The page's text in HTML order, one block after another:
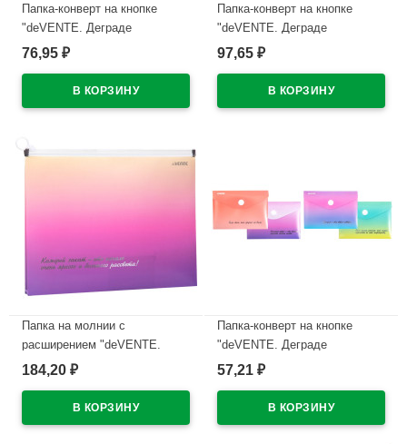
Папка-конверт на кнопке
"deVENTE. Деграде
(Degrade)" A5 (240x180 мм)
рисунком, тиснение фольгой
арт.3071315 (Ст.12)
76,95 ₽
Папка-конверт на кнопке
"deVENTE. Деграде
(Degrade)" A5 (240x180 мм)
рисунком, тиснение фольгой
арт.3071316 (Ст.12)
97,65 ₽
Папка на молнии с
расширением "deVENTE.
Деграде (Degrade)" A4
непрозрачная, с рисунком,
тиснение фольгой
184,20 ₽
Папка-конверт на кнопке
"deVENTE. Деграде
(Degrade)" A7 (105x74 мм) 180
рисунком, тиснение фольгой
арт.3071320 (Cт.12/360)
57,21 ₽